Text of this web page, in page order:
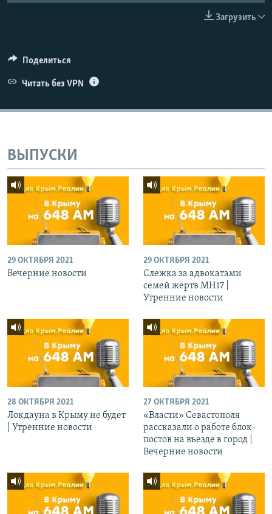
ELIFBE
УКРАИНСКАЯ ПРОБЛЕМА КРЫМА
Загрузить
Поделиться
Читать без VPN
ВЫПУСКИ
29 ОКТЯБРЯ 2021
Вечерние новости
29 ОКТЯБРЯ 2021
Слежка за адвокатами
семей жертв МН17 |
Утренние новости
28 ОКТЯБРЯ 2021
Локдауна в Крыму не будет
| Утренние новости
27 ОКТЯБРЯ 2021
«Власти» Севастополя
рассказали о работе блок-
постов на въезде в город |
Вечерние новости